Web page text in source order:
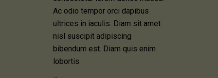
Ac odio tempor orci dapibus
ultrices in iaculis. Diam sit amet
nisl suscipit adipiscing
bibendum est. Diam quis enim
lobortis.